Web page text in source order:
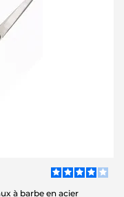
à barbe en acier